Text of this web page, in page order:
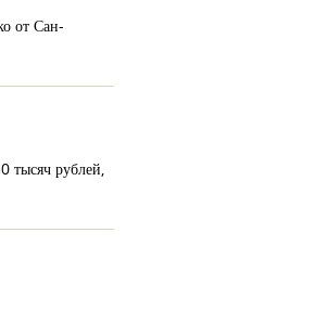
от Сан-
тысяч рублей,